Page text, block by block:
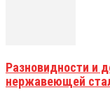
Разновидности и
нержавеющей